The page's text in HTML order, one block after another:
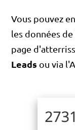
Vous pouvez
les données
page
Leads ou via